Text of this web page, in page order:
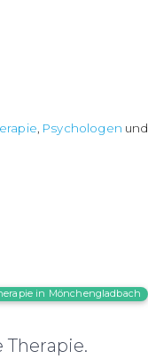
, Psychologen und
in Mönchengladbach